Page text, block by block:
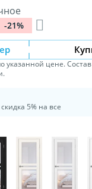
-21%
указанной цене.
5% на все